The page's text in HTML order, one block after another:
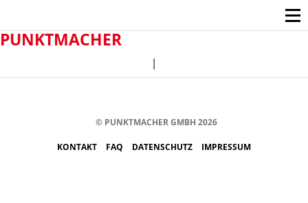
PUNKTMACHER
|
© PUNKTMACHER GMBH 2026
KONTAKT FAQ DATENSCHUTZ IMPRESSUM